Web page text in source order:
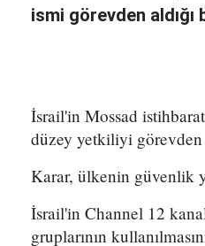
ismi görevden aldığı
İsrail'in Mossad
düzey yetkiliyi görevden
Karar, ülkenin güvenlik
İsrail'in Channel 12
gruplarının